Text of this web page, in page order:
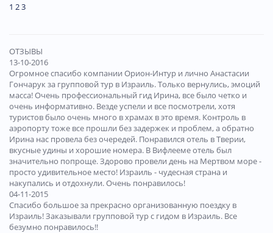
1 23
ОТЗЫВЫ
13-10-2016
Огромное спасибо компании Орион-Интур и лично Анастасии
Гончарук за групповой тур в Израиль. Только вернулись, эмоций
масса! Очень профессиональный гид Ирина, все было четко и
очень информативно. Везде успели и все посмотрели, хотя
туристов было очень много в храмах в это время. Контроль в
аэропорту тоже все прошли без задержек и проблем, а обратно
Ирина нас провела без очередей. Понравился отель в Тверии,
вкусные удины и хорошие номера. В Вифлееме отель был
значительно попроще. Здорово провели день на Мертвом море -
просто удивительное место! Израиль - чудесная страна и
накупались и отдохнули. Очень понравилось!
04-11-2015
Спасибо большое за прекрасно организованную поездку в
Израиль! Заказывали групповой тур с гидом в Израиль. Все
безумно понравилось!!